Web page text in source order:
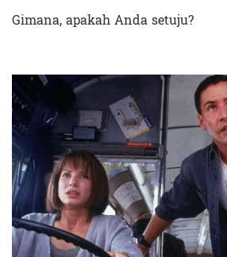
Gimana, apakah Anda setuju?